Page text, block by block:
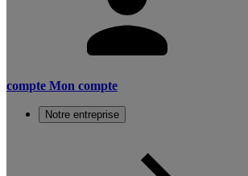
compte Mon compte
Notre entreprise